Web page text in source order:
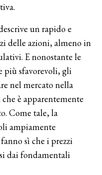
un rapido e
delle azioni, almeno in
E nonostante le
più sfavorevoli, gli
nel mercato nella
è apparentemente
Come tale, la
ampiamente
sì che i prezzi
dai fondamentali